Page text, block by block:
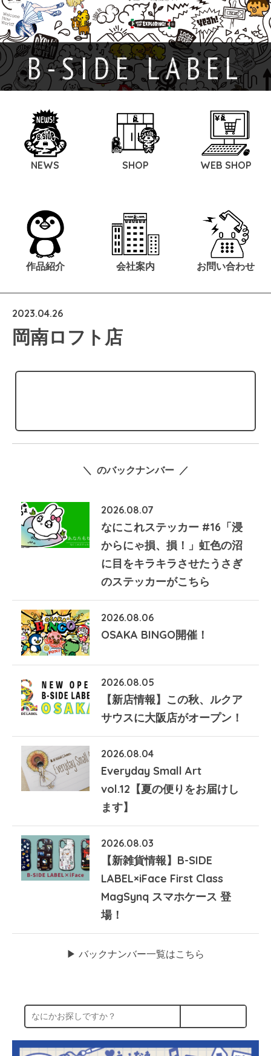
B-SIDE LABEL
NEWS SHOP WEB SHOP
作品紹介 会社案内 お問い合わせ
2023.04.26
岡南ロフト店
＼ のバックナンバー ／
2026.08.07
なにこれステッカー #16「浸
からにゃ損、損！」虹色の沼
に目をキラキラさせたうさぎ
のステッカーがこちら
2026.08.06
OSAKA BINGO開催！
2026.08.05
【新店情報】この秋、ルクア
サウスに大阪店がオープン！
2026.08.04
Everyday Small Art
vol.12【夏の便りをお届けし
ます】
2026.08.03
【新雑貨情報】B-SIDE
LABEL×iFace First Class
MagSynq スマホケース 登
場！
▶︎ バックナンバー一覧はこちら